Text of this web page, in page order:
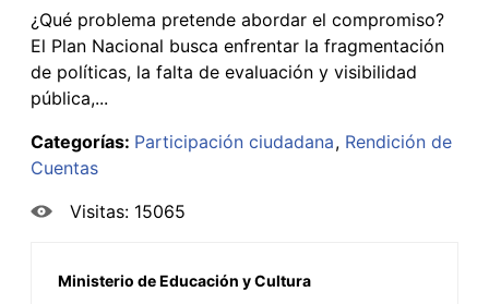
¿Qué problema pretende abordar el compromiso?
El Plan Nacional busca enfrentar la fragmentación
de políticas, la falta de evaluación y visibilidad
pública,...
Categorías: Participación ciudadana Rendición de
Cuentas
Visitas: 15065
Ministerio de Educación y Cultura